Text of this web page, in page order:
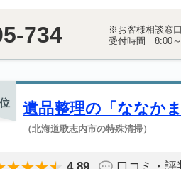
734
※お客様相談窓
受付時間 8:00～
位 遺品整理の「ななかま
（北海道歌志内市の特殊清掃）